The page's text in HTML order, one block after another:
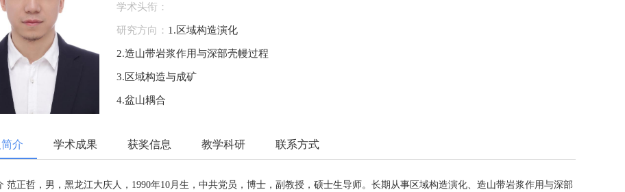
学术头衔：
研究方向： 1.区域构造演化
2.造山带岩浆作用与深部壳幔过程
3.区域构造与成矿
4.盆山耦合
介 学术成果 获奖信息 教学科研 联系方式
范正哲，男，黑龙江大庆人，1990年10月生，中共党员，博士，副教授，硕士生导师。长期从事区域构造演化、造山带岩浆作用与深部